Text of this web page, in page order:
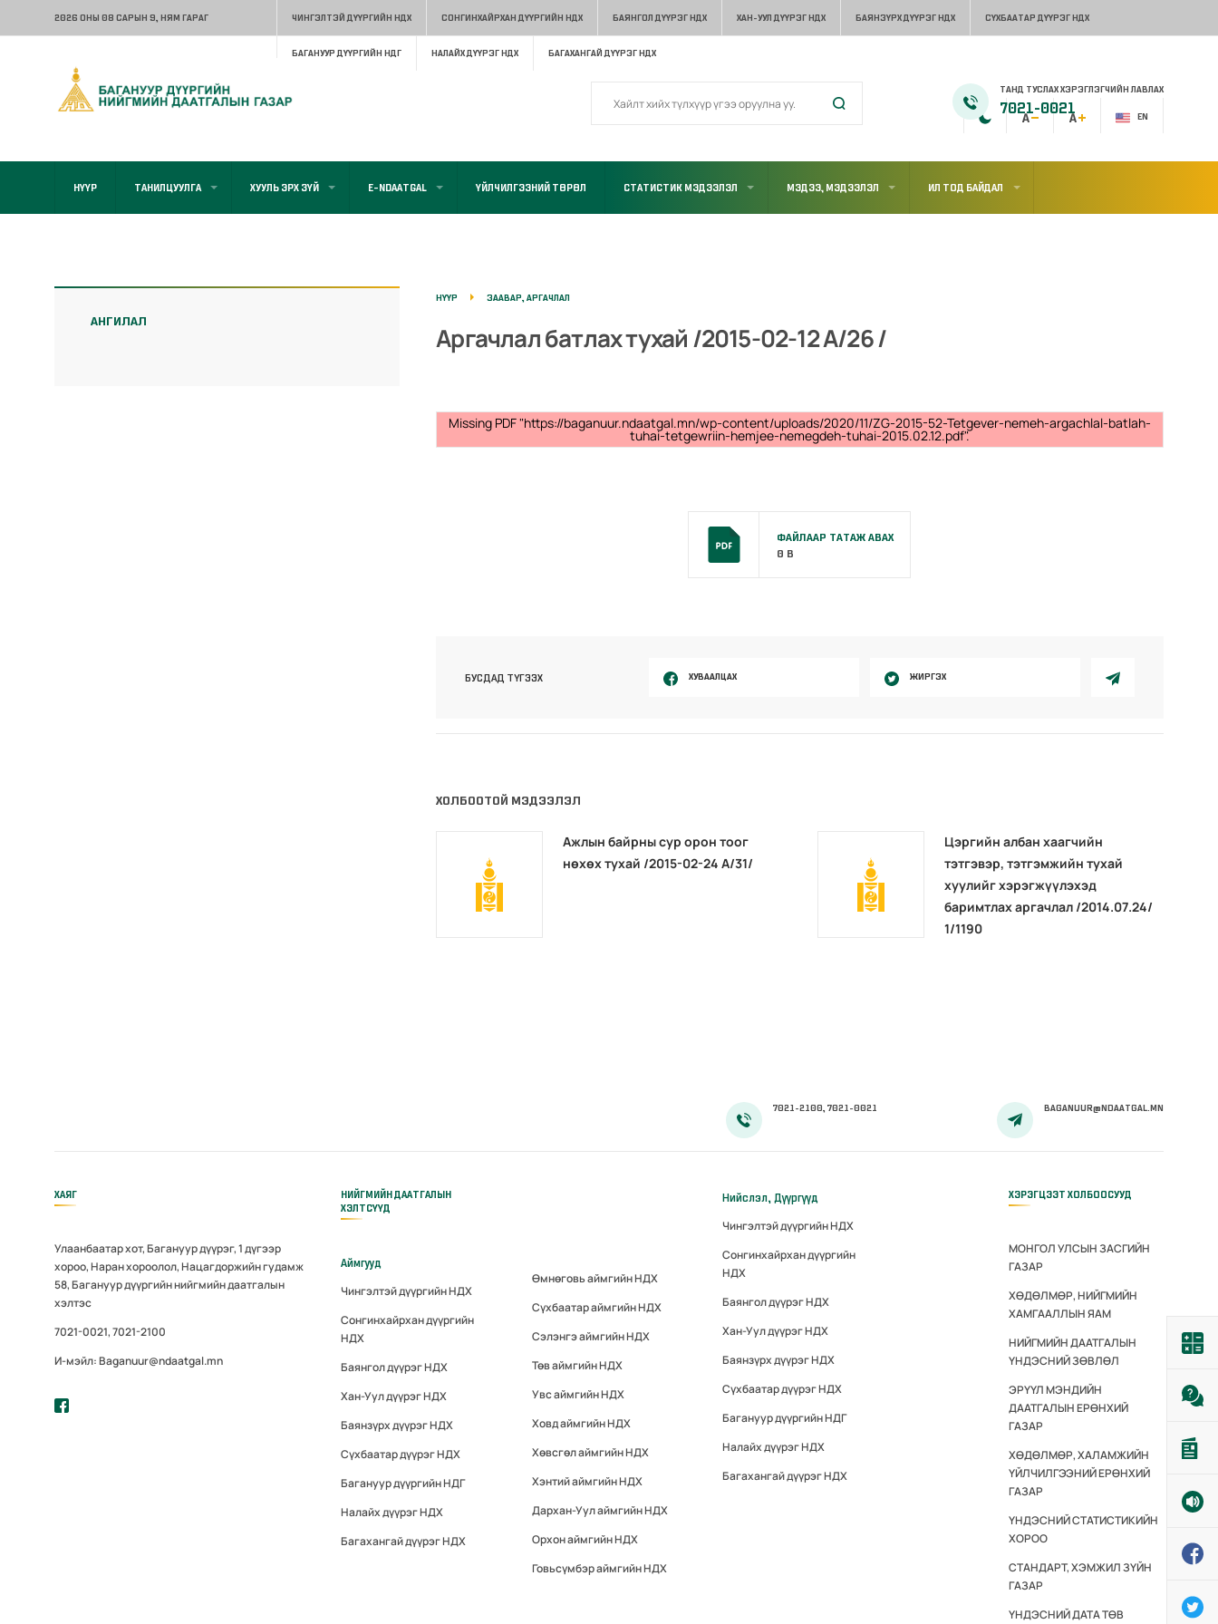
2026 ОНЫ 08 САРЫН 9, НЯМ ГАРАГ ЧИНГЭЛТЭЙ ДҮҮРГИЙН НДХ СОНГИНХАЙРХАН ДҮҮРГИЙН НДХ БАЯНГОЛ ДҮҮРЭГ НДХ ХАН-УУЛ ДҮҮРЭГ НДХ БАЯНЗҮРХ ДҮҮРЭГ НДХ СҮХБААТАР ДҮҮРЭГ НДХ
БАГАНУУР ДҮҮРГИЙН НДГ НАЛАЙХ ДҮҮРЭГ НДХ БАГАХАНГАЙ ДҮҮРЭГ НДХ
EN
ТАНД ТУСЛАХ ХЭРЭГЛЭГЧИЙН ЛАВЛАХ
7021-0021
НҮҮР ТАНИЛЦУУЛГА ХУУЛЬ ЭРХ ЗҮЙ E-NDAATGAL ҮЙЛЧИЛГЭЭНИЙ ТӨРӨЛ СТАТИСТИК МЭДЭЭЛЭЛ МЭДЭЭ, МЭДЭЭЛЭЛ ИЛ ТОД БАЙДАЛ
АНГИЛАЛ
НҮҮР ЗААВАР, АРГАЧЛАЛ
Аргачлал батлах тухай /2015-02-12 А/26 /
Missing PDF "https://baganuur.ndaatgal.mn/wp-content/uploads/2020/11/ZG-2015-52-Tetgever-nemeh-argachlal-batlah-
tuhai-tetgewriin-hemjee-nemegdeh-tuhai-2015.02.12.pdf".
ФАЙЛААР ТАТАЖ АВАХ
0 B
БУСДАД ТҮГЭЭХ ХУВААЛЦАХ ЖИРГЭХ
ХОЛБООТОЙ МЭДЭЭЛЭЛ
Ажлын байрны сур орон тоог
нөхөх тухай /2015-02-24 А/31/
Цэргийн албан хаагчийн
тэтгэвэр, тэтгэмжийн тухай
хуулийг хэрэгжүүлэхэд
баримтлах аргачлал /2014.07.24/
1/1190
7021-2100, 7021-0021 BAGANUUR@NDAATGAL.MN
ХАЯГ
Улаанбаатар хот, Багануур дүүрэг, 1 дүгээр
хороо, Наран хороолол, Нацагдоржийн гудамж
58, Багануур дүүргийн нийгмийн даатгалын
хэлтэс
7021-0021, 7021-2100
И-мэйл: Baganuur@ndaatgal.mn
НИЙГМИЙН ДААТГАЛЫН
ХЭЛТСҮҮД
Аймгууд
Чингэлтэй дүүргийн НДХ
Сонгинхайрхан дүүргийн
НДХ
Баянгол дүүрэг НДХ
Хан-Уул дүүрэг НДХ
Баянзүрх дүүрэг НДХ
Сүхбаатар дүүрэг НДХ
Багануур дүүргийн НДГ
Налайх дүүрэг НДХ
Багахангай дүүрэг НДХ
Өмнөговь аймгийн НДХ
Сүхбаатар аймгийн НДХ
Сэлэнгэ аймгийн НДХ
Төв аймгийн НДХ
Увс аймгийн НДХ
Ховд аймгийн НДХ
Хөвсгөл аймгийн НДХ
Хэнтий аймгийн НДХ
Дархан-Уул аймгийн НДХ
Орхон аймгийн НДХ
Говьсүмбэр аймгийн НДХ
Нийслэл, Дүүргүүд
Чингэлтэй дүүргийн НДХ
Сонгинхайрхан дүүргийн
НДХ
Баянгол дүүрэг НДХ
Хан-Уул дүүрэг НДХ
Баянзүрх дүүрэг НДХ
Сүхбаатар дүүрэг НДХ
Багануур дүүргийн НДГ
Налайх дүүрэг НДХ
Багахангай дүүрэг НДХ
ХЭРЭГЦЭЭТ ХОЛБООСУУД
МОНГОЛ УЛСЫН ЗАСГИЙН
ГАЗАР
ХӨДӨЛМӨР, НИЙГМИЙН
ХАМГААЛЛЫН ЯАМ
НИЙГМИЙН ДААТГАЛЫН
ҮНДЭСНИЙ ЗӨВЛӨЛ
ЭРҮҮЛ МЭНДИЙН
ДААТГАЛЫН ЕРӨНХИЙ
ГАЗАР
ХӨДӨЛМӨР, ХАЛАМЖИЙН
ҮЙЛЧИЛГЭЭНИЙ ЕРӨНХИЙ
ГАЗАР
ҮНДЭСНИЙ СТАТИСТИКИЙН
ХОРОО
СТАНДАРТ, ХЭМЖИЛ ЗҮЙН
ГАЗАР
ҮНДЭСНИЙ ДАТА ТӨВ